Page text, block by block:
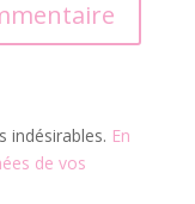
indésirables. En
de vos